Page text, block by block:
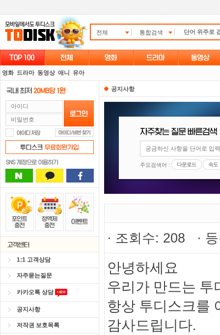
전체 통합검색
영화 드라마 동영상 애니 유아
1:1 고객상담
자주묻는질문
카카오톡 상담
공지사항
저작권 보호목록
공지사항
주요검색어 : 다운로드 속도
· 조회수: 208 ·
안녕하세요
우리가 만드는 투
항상 투디스크를
감사드립니다.